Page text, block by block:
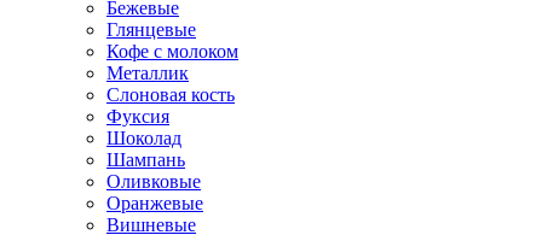
Бежевые
Глянцевые
Кофе с молоком
Металлик
Слоновая кость
Фуксия
Шоколад
Шампань
Оливковые
Оранжевые
Вишневые